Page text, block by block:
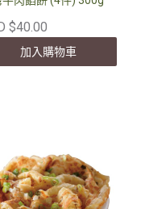
$40.00
加入購物車